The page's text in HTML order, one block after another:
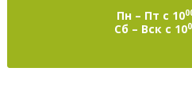
Пн – Пт с 10
Сб – Вск с 10